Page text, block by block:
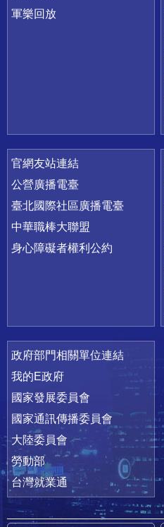
軍樂回放
官網友站連結
公營廣播電臺
臺北國際社區廣播電臺
中華職棒大聯盟
身心障礙者權利公約
政府部門相關單位連結
我的E政府
國家發展委員會
國家通訊傳播委員會
大陸委員會
勞動部
台灣就業通